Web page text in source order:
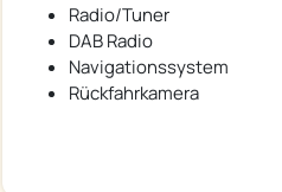
Radio/Tuner
DAB Radio
Navigationssystem
Rückfahrkamera